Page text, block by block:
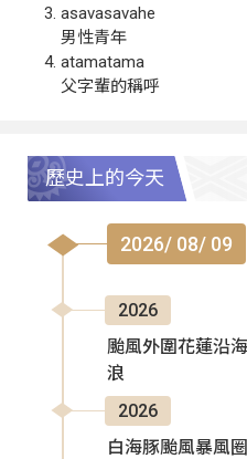
asavasavahe
男性青年
atamatama
父字輩的稱呼
歷史上的今天
2026/ 08/ 09
2026
颱風外圍花蓮沿
浪
2026
白海豚颱風暴風